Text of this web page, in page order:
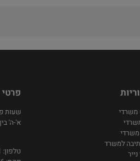
משרדי
משרדי
למשרד
שעות
א'-ה' בין
טלפון: 03-7520841